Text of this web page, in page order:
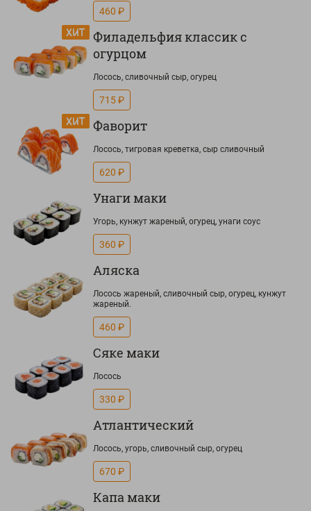
460 ₽
Филадельфия классик с
огурцом
Лосось, сливочный сыр, огурец
715 ₽
Фаворит
Лосось, тигровая креветка, сыр сливочный
620 ₽
Унаги маки
Угорь, кунжут жареный, огурец, унаги соус
360 ₽
Аляска
Лосось жареный, сливочный сыр, огурец, кунжут
жареный.
460 ₽
Сяке маки
Лосось
330 ₽
Атлантический
Лосось, угорь, сливочный сыр, огурец
670 ₽
Капа маки